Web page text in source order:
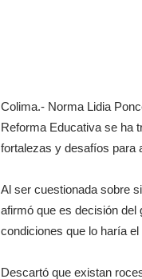
Colima.- Norma Lidia
Reforma Educativa se ha
fortalezas y desafíos para
Al ser cuestionada sobre
afirmó que es decisión del
condiciones que lo haría
Descartó que existan